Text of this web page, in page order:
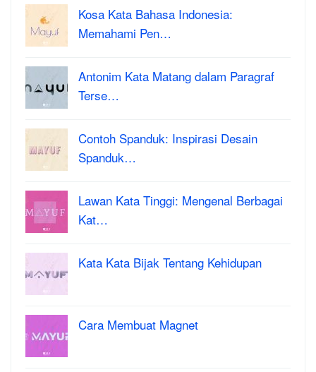
Kosa Kata Bahasa Indonesia:
Memahami Pen…
Antonim Kata Matang dalam Paragraf
Terse…
Contoh Spanduk: Inspirasi Desain
Spanduk…
Lawan Kata Tinggi: Mengenal Berbagai
Kat…
Kata Kata Bijak Tentang Kehidupan
Cara Membuat Magnet